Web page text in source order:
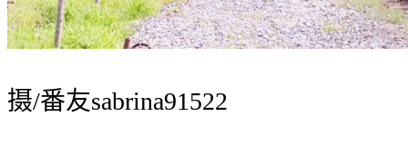
摄/番友sabrina91522